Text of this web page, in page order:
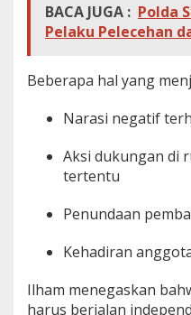
BACA JUGA : Polda
Pelaku Pelecehan
Beberapa hal yang
Narasi negatif
Aksi dukungan di
tertentu
Penundaan
Kehadiran
Ilham menegaskan
harus berjalan